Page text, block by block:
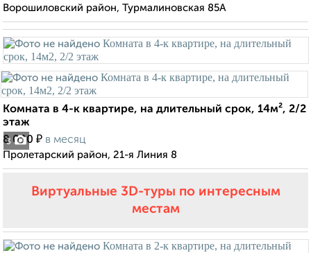
Ворошиловский район, Турмалиновская 85А
3
Комната в 4-к квартире, на длительный срок, 14м², 2/2
этаж
8 000 ₽ в месяц
Пролетарский район, 21-я Линия 8
Виртуальные 3D-туры по интересным
местам